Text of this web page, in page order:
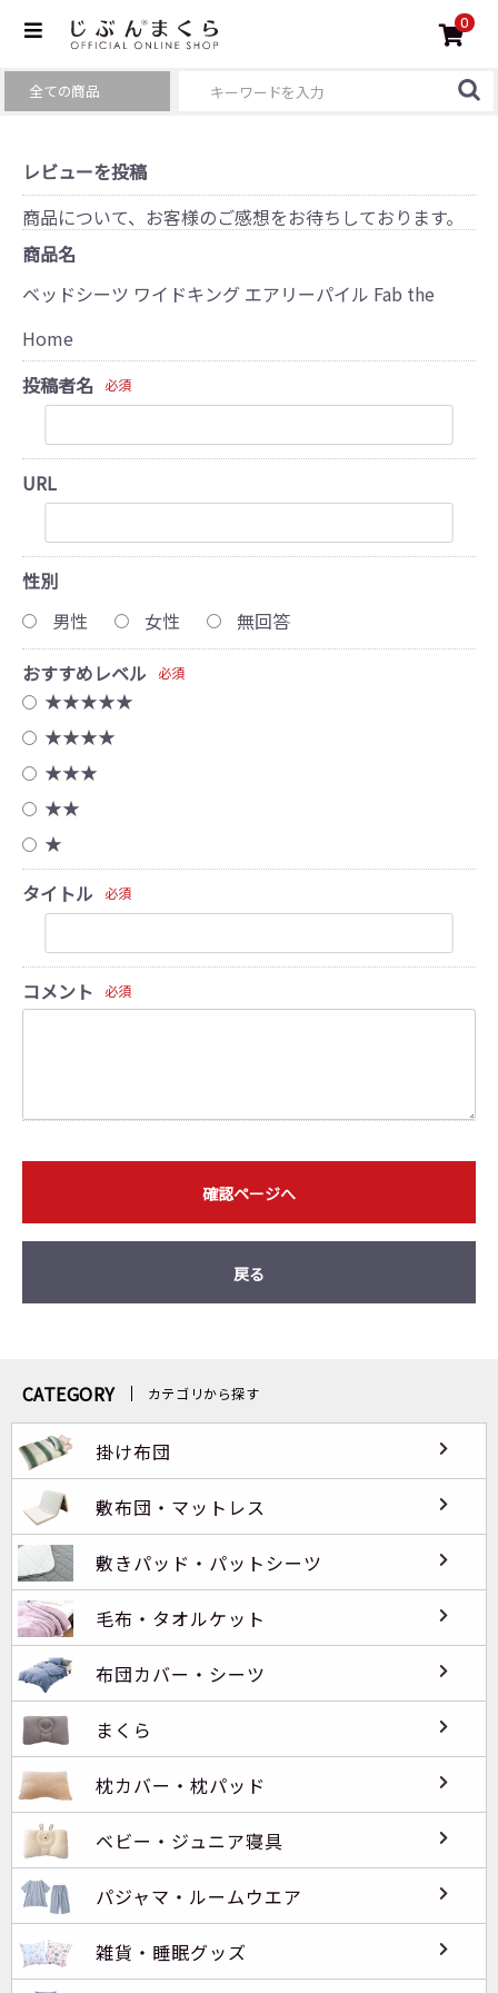
0
レビューを投稿
商品について、お客様のご感想をお待ちしております。
商品名
ベッドシーツ ワイドキング エアリーパイル Fab the
Home
投稿者名 必須
URL
性別
男性
女性
無回答
おすすめレベル
必須
★★★★★
★★★★
★★★
★★
★
タイトル
必須
コメント 必須
確認ページへ
戻る
CATEGORY カテゴリから探す
掛け布団
敷布団・マットレス
敷きパッド・パットシーツ
毛布・タオルケット
布団カバー・シーツ
まくら
枕カバー・枕パッド
ベビー・ジュニア寝具
パジャマ・ルームウエア
雑貨・睡眠グッズ